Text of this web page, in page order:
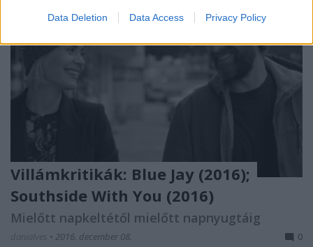
Data Deletion Data Access Privacy Policy
Villámkritikák: Blue Jay (2016);
Southside With You (2016)
Mielőtt napkeltétől mielőtt napnyugtáig
• 2016. december 08. 0